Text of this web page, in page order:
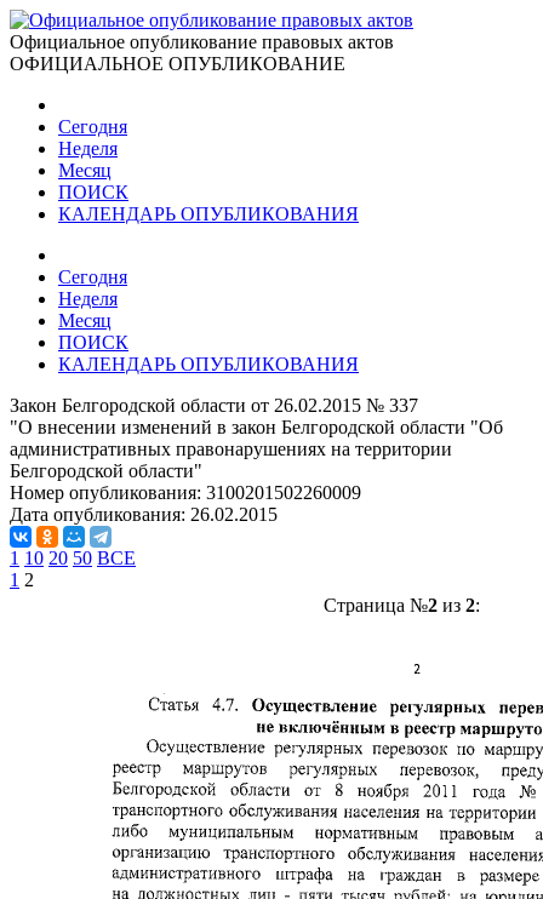
Официальное опубликование правовых актов
ОФИЦИАЛЬНОЕ ОПУБЛИКОВАНИЕ
Сегодня
Неделя
Месяц
ПОИСК
КАЛЕНДАРЬ ОПУБЛИКОВАНИЯ
Сегодня
Неделя
Месяц
ПОИСК
КАЛЕНДАРЬ ОПУБЛИКОВАНИЯ
Закон Белгородской области от 26.02.2015 № 337
"О внесении изменений в закон Белгородской области "Об
административных правонарушениях на территории
Белгородской области"
Номер опубликования: 3100201502260009
Дата опубликования: 26.02.2015
1 10 20 50 ВСЕ
1 2
Страница №2из 2: